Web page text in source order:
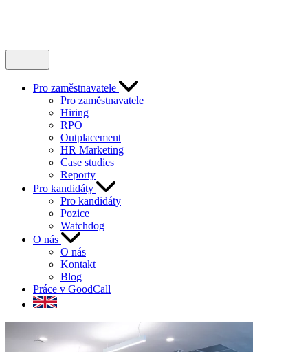
Pro zaměstnavatele
Pro zaměstnavatele
Hiring
RPO
Outplacement
HR Marketing
Case studies
Reporty
Pro kandidáty
Pro kandidáty
Pozice
Watchdog
O nás
O nás
Kontakt
Blog
Práce v GoodCall